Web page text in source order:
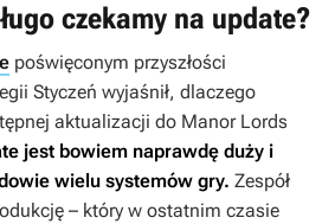
czekamy na update?
poświęconym przyszłości
Styczeń wyjaśnił, dlaczego
aktualizacji do Manor Lords
jest bowiem naprawdę duży i
wielu systemów gry. Zespół
– który w ostatnim czasie